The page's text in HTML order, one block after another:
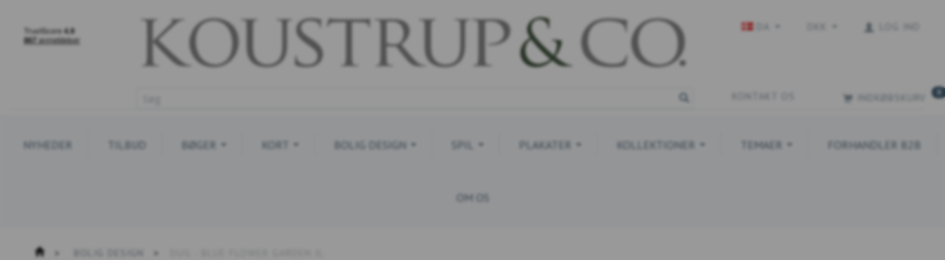
NYHEDER TILBUD BØGER KORT BOLIG DESIGN SPIL PLAKATER KOLLEKTIONER TEMAER FORHANDLER B2B
OM OS